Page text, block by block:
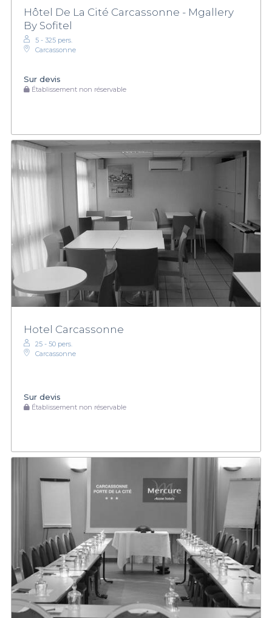
Hôtel De La Cité Carcassonne - Mgallery
By Sofitel
5 - 325 pers.
Carcassonne
Sur devis
Établissement non réservable
Hotel Carcassonne
25 - 50 pers.
Carcassonne
Sur devis
Établissement non réservable